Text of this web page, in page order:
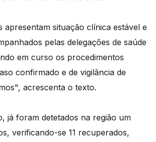
apresentam situação clínica estável e
pelas delegações de saúde
em curso os procedimentos
confirmado e de vigilância de
acrescenta o texto.
já foram detetados na região um
verificando-se 11 recuperados,